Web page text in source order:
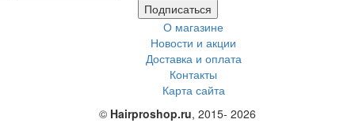
Подписаться
О магазине
Новости и акции
Доставка и оплата
Контакты
Карта сайта
© Hairproshop.ru, 2015- 2026